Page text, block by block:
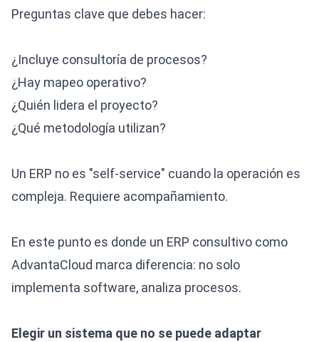
Preguntas clave que debes hacer:
¿Incluye consultoría de procesos?
¿Hay mapeo operativo?
¿Quién lidera el proyecto?
¿Qué metodología utilizan?
Un ERP no es "self-service" cuando la operación es
compleja. Requiere acompañamiento.
En este punto es donde un ERP consultivo como
AdvantaCloud marca diferencia: no solo
implementa software, analiza procesos.
Elegir un sistema que no se puede adaptar